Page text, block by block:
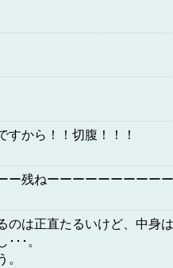
すから！！切腹！！！
ー残ねーーーーーーーーー
のは正直たるいけど、中身
･･。